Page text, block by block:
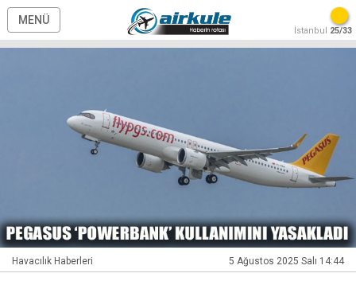
MENÜ
İstanbul 25/33
Havacılık Haberleri 5 Ağustos 2025 Salı 14:44